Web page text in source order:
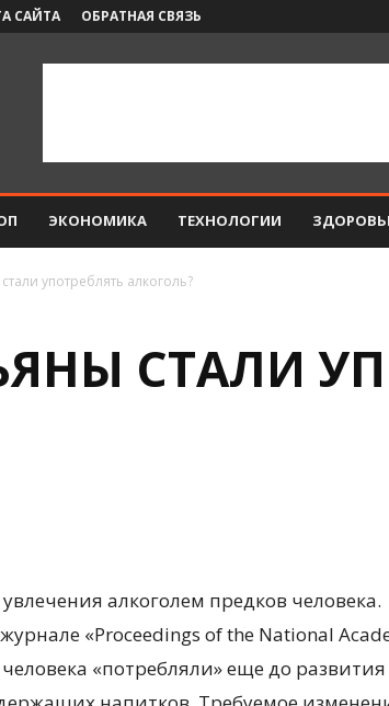
САЙТА ОБРАТНАЯ СВЯЗЬ
ЭКОНОМИКА ТЕХНОЛОГИИ
употреблять алкоголь?
СТАЛИ
алкоголем предков человека.
«Proceedings of the National
«потребляли» еще до развития